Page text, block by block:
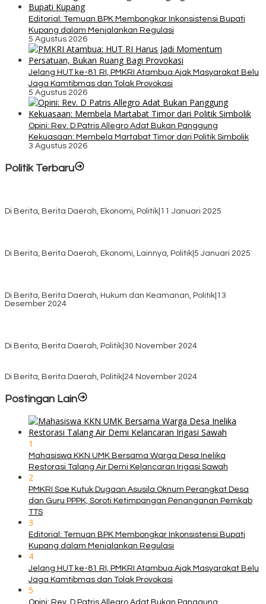
Editorial: Temuan BPK Membongkar Inkonsistensi Bupati
Kupang dalam Menjalankan Regulasi
5 Agustus 2026
Jelang HUT ke-81 RI, PMKRI Atambua Ajak Masyarakat Belu
Jaga Kamtibmas dan Tolak Provokasi
5 Agustus 2026
Opini: Rev. D Patris Allegro Adat Bukan Panggung
Kekuasaan: Membela Martabat Timor dari Politik Simbolik
3 Agustus 2026
Politik Terbaru
Di Berita, Berita Daerah, Ekonomi, Politik 11 Januari 2025
Di Berita, Berita Daerah, Ekonomi, Lainnya, Politik 5 Januari 2025
Di Berita, Berita Daerah, Hukum dan Keamanan, Politik 13
Desember 2024
Di Berita, Berita Daerah, Politik 30 November 2024
Di Berita, Berita Daerah, Politik 24 November 2024
Postingan Lain
1
Mahasiswa KKN UMK Bersama Warga Desa Inelika
Restorasi Talang Air Demi Kelancaran Irigasi Sawah
2
PMKRI Soe Kutuk Dugaan Asusila Oknum Perangkat Desa
dan Guru PPPK, Soroti Ketimpangan Penanganan Pemkab
TTS
3
Editorial: Temuan BPK Membongkar Inkonsistensi Bupati
Kupang dalam Menjalankan Regulasi
4
Jelang HUT ke-81 RI, PMKRI Atambua Ajak Masyarakat Belu
Jaga Kamtibmas dan Tolak Provokasi
5
Opini: Rev. D Patris Allegro Adat Bukan Panggung